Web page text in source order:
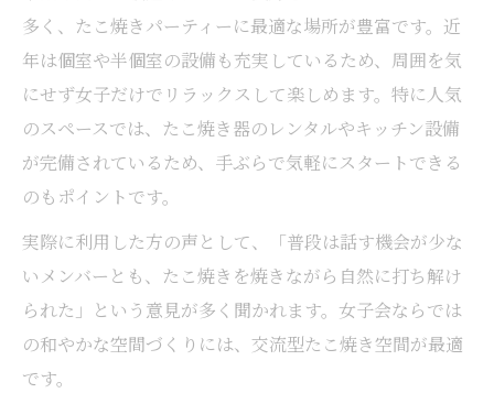
多く、たこ焼きパーティーに最適な場所が豊富です。近
年は個室や半個室の設備も充実しているため、周囲を気
にせず女子だけでリラックスして楽しめます。特に人気
のスペースでは、たこ焼き器のレンタルやキッチン設備
が完備されているため、手ぶらで気軽にスタートできる
のもポイントです。
実際に利用した方の声として、「普段は話す機会が少な
いメンバーとも、たこ焼きを焼きながら自然に打ち解け
られた」という意見が多く聞かれます。女子会ならでは
の和やかな空間づくりには、交流型たこ焼き空間が最適
です。